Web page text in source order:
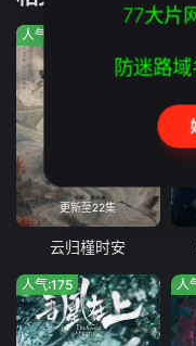
彩蛋3
更新至22集
人气:888
云归槿时安
人气:175 人
77大片
防迷路域